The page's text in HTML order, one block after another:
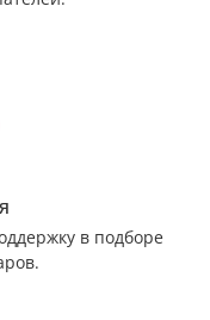
в подборе